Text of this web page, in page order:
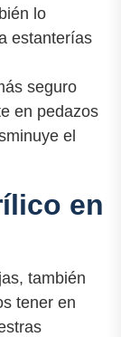
lo
estanterías
seguro
en pedazos
el
en
también
tener en